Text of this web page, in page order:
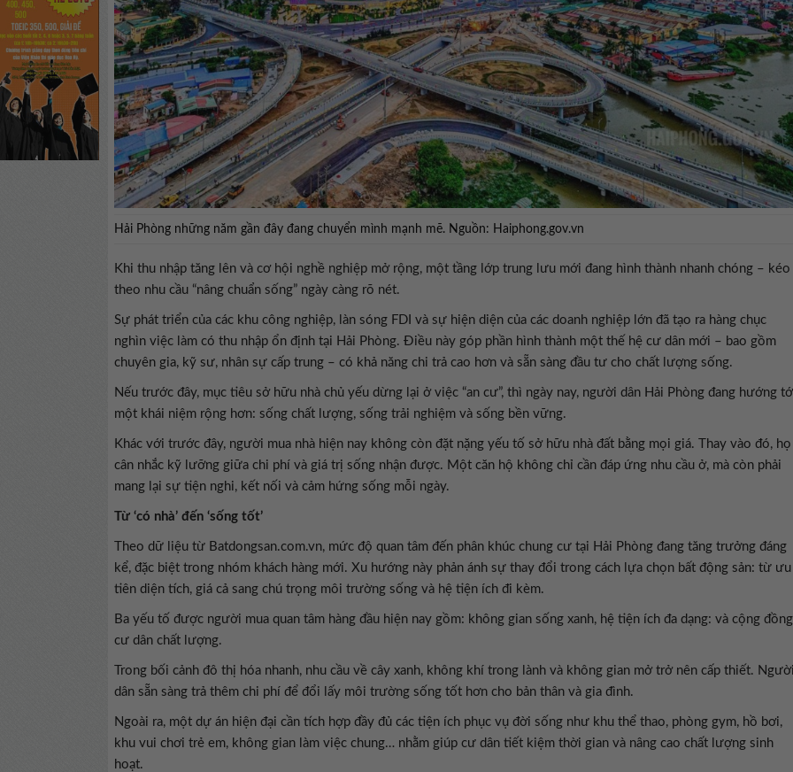
Hải Phòng những năm gần đây đang chuyển mình mạnh mẽ. Nguồn: Haiphong.gov.vn
Khi thu nhập tăng lên và cơ hội nghề nghiệp mở rộng, một tầng lớp trung lưu mới đang hình thành nhanh chóng – kéo
theo nhu cầu “nâng chuẩn sống” ngày càng rõ nét.
Sự phát triển của các khu công nghiệp, làn sóng FDI và sự hiện diện của các doanh nghiệp lớn đã tạo ra hàng chục
nghìn việc làm có thu nhập ổn định tại Hải Phòng. Điều này góp phần hình thành một thế hệ cư dân mới – bao gồm
chuyên gia, kỹ sư, nhân sự cấp trung – có khả năng chi trả cao hơn và sẵn sàng đầu tư cho chất lượng sống.
Nếu trước đây, mục tiêu sở hữu nhà chủ yếu dừng lại ở việc “an cư”, thì ngày nay, người dân Hải Phòng đang hướng
một khái niệm rộng hơn: sống chất lượng, sống trải nghiệm và sống bền vững.
Khác với trước đây, người mua nhà hiện nay không còn đặt nặng yếu tố sở hữu nhà đất bằng mọi giá. Thay vào đó, họ
cân nhắc kỹ lưỡng giữa chi phí và giá trị sống nhận được. Một căn hộ không chỉ cần đáp ứng nhu cầu ở, mà còn phải
mang lại sự tiện nghi, kết nối và cảm hứng sống mỗi ngày.
Từ ‘có nhà’ đến ‘sống tốt’
Theo dữ liệu từ Batdongsan.com.vn, mức độ quan tâm đến phân khúc chung cư tại Hải Phòng đang tăng trưởng đáng
kể, đặc biệt trong nhóm khách hàng mới. Xu hướng này phản ánh sự thay đổi trong cách lựa chọn bất động sản: từ ưu
tiên diện tích, giá cả sang chú trọng môi trường sống và hệ tiện ích đi kèm.
Ba yếu tố được người mua quan tâm hàng đầu hiện nay gồm: không gian sống xanh, hệ tiện ích đa dạng: và cộng đồng
cư dân chất lượng.
Trong bối cảnh đô thị hóa nhanh, nhu cầu về cây xanh, không khí trong lành và không gian mở trở nên cấp thiết.
dân sẵn sàng trả thêm chi phí để đổi lấy môi trường sống tốt hơn cho bản thân và gia đình.
Ngoài ra, một dự án hiện đại cần tích hợp đầy đủ các tiện ích phục vụ đời sống như khu thể thao, phòng gym, hồ bơi,
khu vui chơi trẻ em, không gian làm việc chung… nhằm giúp cư dân tiết kiệm thời gian và nâng cao chất lượng sinh
hoạt.